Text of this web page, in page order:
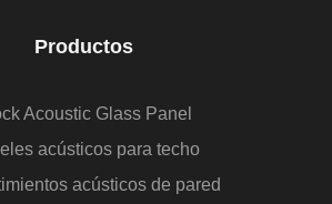
Productos
Acoustic Glass Panel
acústicos para techo
acústicos de pared